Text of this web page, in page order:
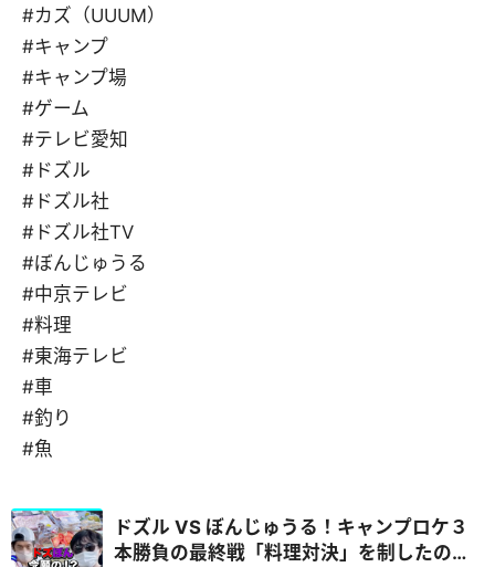
#カズ（UUUM）
#キャンプ
#キャンプ場
#ゲーム
#テレビ愛知
#ドズル
#ドズル社
#ドズル社TV
#ぼんじゅうる
#中京テレビ
#料理
#東海テレビ
#車
#釣り
#魚
ドズル VS ぼんじゅうる！キャンプロケ３
本勝負の最終戦「料理対決」を制したの